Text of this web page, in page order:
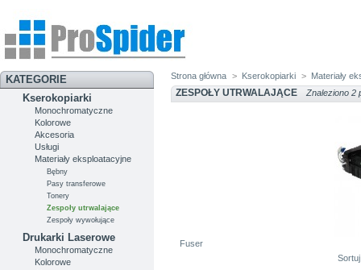
KATEGORIE
Kserokopiarki
Monochromatyczne
Kolorowe
Akcesoria
Usługi
Materiały eksploatacyjne
Bębny
Pasy transferowe
Tonery
Zespoły utrwalające
Zespoły wywołujące
Drukarki Laserowe
Monochromatyczne
Kolorowe
Strona główna > Kserokopiarki > Materiały
ZESPOŁY UTRWALAJĄCE Znaleziono 2
Fuser
Sortuj